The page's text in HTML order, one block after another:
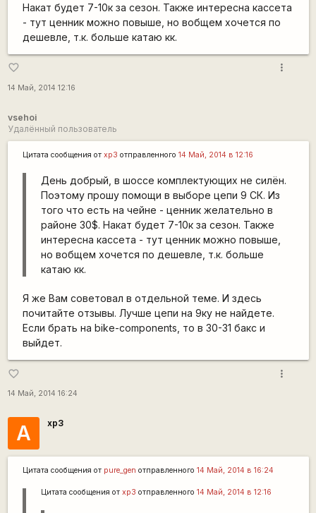
Накат будет 7-10к за сезон. Также интересна кассета
- тут ценник можно повыше, но вобщем хочется по
дешевле, т.к. больше катаю кк.
favorite_border
14 Май, 2014 12:16
more_vert
vsehoi
Удалённый пользователь
Цитата сообщения от xp3 отправленного 14 Май, 2014 в 12:16
День добрый, в шоссе комплектующих не силён.
Поэтому прошу помощи в выборе цепи 9 СК. Из
того что есть на чейне - ценник желательно в
районе 30$. Накат будет 7-10к за сезон. Также
интересна кассета - тут ценник можно повыше,
но вобщем хочется по дешевле, т.к. больше
катаю кк.
Я же Вам советовал в отдельной теме. И здесь
почитайте отзывы. Лучше цепи на 9ку не найдете.
Если брать на bike-components, то в 30-31 бакс и
выйдет.
favorite_border
14 Май, 2014 16:24
more_vert
А xp3
Цитата сообщения от pure_gen отправленного 14 Май, 2014 в 16:24
Цитата сообщения от xp3 отправленного 14 Май, 2014 в 12:16